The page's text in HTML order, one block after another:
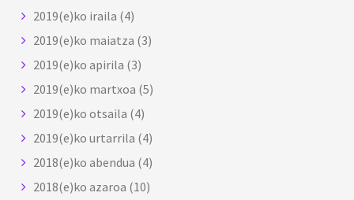
2019(e)ko iraila (4)
2019(e)ko maiatza (3)
2019(e)ko apirila (3)
2019(e)ko martxoa (5)
2019(e)ko otsaila (4)
2019(e)ko urtarrila (4)
2018(e)ko abendua (4)
2018(e)ko azaroa (10)